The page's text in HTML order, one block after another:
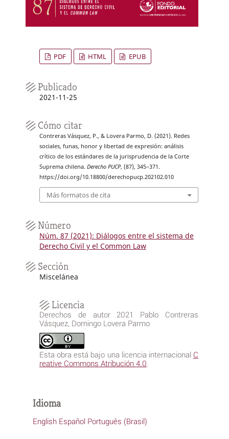
PDF HTML EPUB
Publicado
2021-11-25
Cómo citar
Contreras Vásquez, P., & Lovera Parmo, D. (2021). Redes
sociales, funas, honor y libertad de expresión: análisis
crítico de los estándares de la jurisprudencia de la Corte
Suprema chilena. Derecho PUCP, (87), 345–371.
https://doi.org/10.18800/derechopucp.202102.010
Más formatos de cita
Número
Núm. 87 (2021): Diálogos entre el sistema de
Derecho Civil y el Common Law
Sección
Miscelánea
Licencia
Derechos de autor 2021 Pablo Contreras
Vásquez, Domingo Lovera Parmo
Esta obra está bajo una licencia internacional C
reative Commons Atribución 4.0.
Idioma
English Español Português (Brasil)